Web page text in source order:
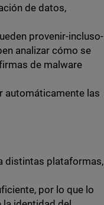
de datos,
provenir-incluso-
analizar cómo se
de malware
automáticamente las
distintas plataformas,
por lo que lo